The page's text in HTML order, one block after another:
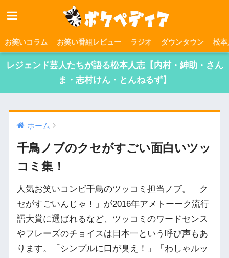
お笑いコラム お笑い番組レビュー ラジオ ダウンタウン 松本
レジェンド芸人たちが語る松本人志【内村・紳助・さん
ま・志村けん・とんねるず】
ホーム
千鳥ノブのクセがすごい面白いツッ
コミ集！
人気お笑いコンビ千鳥のツッコミ担当ノブ。「ク
セがすごいんじゃ！」が2016年アメトーーク流行
語大賞に選ばれるなど、ツッコミのワードセンス
やフレーズのチョイスは日本一という呼び声もあ
ります。「シンプルに口が臭え！」「わしゃルッ